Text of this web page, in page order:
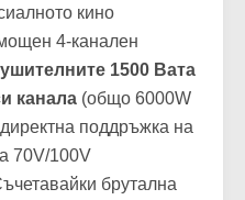
връх по
и мрежова
кино
4-канален
1500 Вата
канала(общо 6000W
поддръжка на